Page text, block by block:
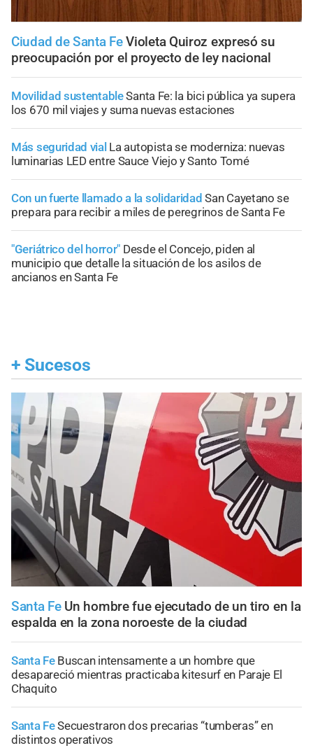
Ciudad de Santa Fe Violeta Quiroz expresó su
preocupación por el proyecto de ley nacional
Movilidad sustentableSanta Fe: la bici pública ya supera
los 670 mil viajes y suma nuevas estaciones
Más seguridad vial La autopista se moderniza: nuevas
luminarias LED entre Sauce Viejo y Santo Tomé
Con un fuerte llamado a la solidaridad San Cayetano se
prepara para recibir a miles de peregrinos de Santa Fe
"Geriátrico del horror" Desde el Concejo, piden al
municipio que detalle la situación de los asilos de
ancianos en Santa Fe
+ Sucesos
Santa Fe Un hombre fue ejecutado de un tiro en la
espalda en la zona noroeste de la ciudad
Santa Fe Buscan intensamente a un hombre que
desapareció mientras practicaba kitesurf en Paraje El
Chaquito
Santa FeSecuestraron dos precarias “tumberas” en
distintos operativos